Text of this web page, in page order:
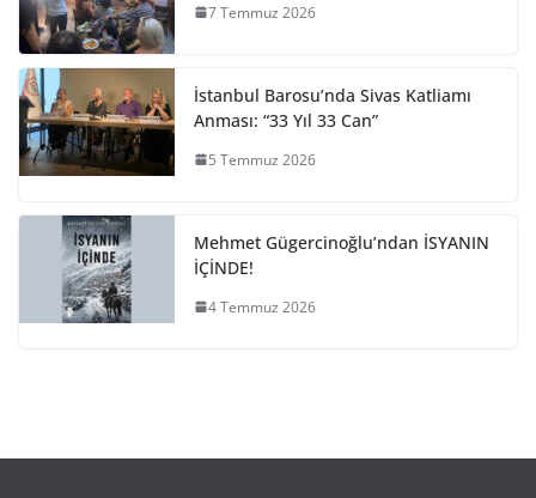
7 Temmuz 2026
İstanbul Barosu’nda Sivas Katliamı
Anması: “33 Yıl 33 Can”
5 Temmuz 2026
Mehmet Gügercinoğlu’ndan İSYANIN
İÇİNDE!
4 Temmuz 2026